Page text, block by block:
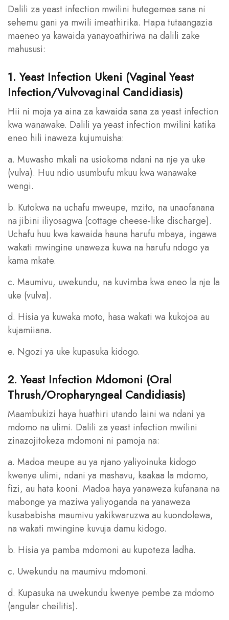
Dalili za yeast infection mwilini hutegemea sana ni
sehemu gani ya mwili imeathirika. Hapa tutaangazia
maeneo ya kawaida yanayoathiriwa na dalili zake
mahususi:
1. Yeast Infection Ukeni (Vaginal Yeast
Infection/Vulvovaginal Candidiasis)
Hii ni moja ya aina za kawaida sana za yeast infection
kwa wanawake. Dalili ya yeast infection mwilini katika
eneo hili inaweza kujumuisha:
a. Muwasho mkali na usiokoma ndani na nje ya uke
(vulva). Huu ndio usumbufu mkuu kwa wanawake
wengi.
b. Kutokwa na uchafu mweupe, mzito, na unaofanana
na jibini iliyosagwa (cottage cheese-like discharge).
Uchafu huu kwa kawaida hauna harufu mbaya, ingawa
wakati mwingine unaweza kuwa na harufu ndogo ya
kama mkate.
c. Maumivu, uwekundu, na kuvimba kwa eneo la nje la
uke (vulva).
d. Hisia ya kuwaka moto, hasa wakati wa kukojoa au
kujamiiana.
e. Ngozi ya uke kupasuka kidogo.
2. Yeast Infection Mdomoni (Oral
Thrush/Oropharyngeal Candidiasis)
Maambukizi haya huathiri utando laini wa ndani ya
mdomo na ulimi. Dalili za yeast infection mwilini
zinazojitokeza mdomoni ni pamoja na:
a. Madoa meupe au ya njano yaliyoinuka kidogo
kwenye ulimi, ndani ya mashavu, kaakaa la mdomo,
fizi, au hata kooni. Madoa haya yanaweza kufanana na
mabonge ya maziwa yaliyoganda na yanaweza
kusababisha maumivu yakikwaruzwa au kuondolewa,
na wakati mwingine kuvuja damu kidogo.
b. Hisia ya pamba mdomoni au kupoteza ladha.
c. Uwekundu na maumivu mdomoni.
d. Kupasuka na uwekundu kwenye pembe za mdomo
(angular cheilitis).